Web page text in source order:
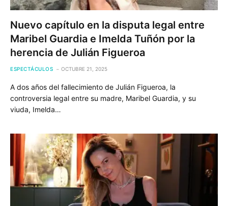
Nuevo capítulo en la disputa legal entre
Maribel Guardia e Imelda Tuñón por la
herencia de Julián Figueroa
ESPECTÁCULOS OCTUBRE 21, 2025
A dos años del fallecimiento de Julián Figueroa, la
controversia legal entre su madre, Maribel Guardia, y su
viuda, Imelda…